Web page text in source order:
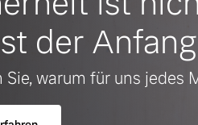
der
Sie, warum für uns